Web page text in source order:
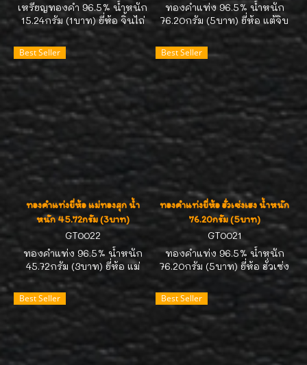
เหรียญทองคำ 96.5% น้ำหนัก
15.24กรัม (1บาท) ยี่ห้อ จิ้นไถ่
เฮง ทองคำได้มาตรฐาน สคบ.
คิดราคาตามสมาคมประกาศนะ
คะ มีของสต๊อกตลอดเวลาค่ะ
สนใจถือครองไว้เก็งกำไร
ติดต่อ 089-7113268//คุณ
หน่อยค่ะ
ทองคำแท่ง 96.5% น้ำหนัก
76.20กรัม (5บาท) ยี่ห้อ แต้จิบ
ฮุย ทองคำได้มาตรฐาน สคบ.
คิดราคาตามสมาคมประกาศนะ
คะ มีของสต๊อกตลอดเวลาค่ะ
ติดต่อ 089-7113268//คุณ
หน่อยค่ะ
Best Seller
ทองคำแท่งยี่ห้อ แม่ทองสุก น้ำ
หนัก 45.72กรัม (3บาท)
GT0022
ทองคำแท่ง 96.5% น้ำหนัก
45.72กรัม (3บาท) ยี่ห้อ แม่
ทองสุก ทองคำได้มาตรฐาน
สคบ. คิดราคาตามสมาคม
ประกาศนะคะ มีของสต๊อก
ตลอดเวลาค่ะ สนใจถือครอง
7113268//คุณหน่อยค่ะ
Best Seller
ทองคำแท่งยี่ห้อ ฮั่วเซ่งเฮง น้ำหนัก
76.20กรัม (5บาท)
GT0021
ทองคำแท่ง 96.5% น้ำหนัก
76.20กรัม (5บาท) ยี่ห้อ ฮั่วเซ่ง
เฮง ทองคำได้มาตรฐาน สคบ.
คิดราคาตามสมาคมประกาศนะ
คะ มีของสต๊อกตลอดเวลาค่ะ
สนใจถือครองไว้เก็งกำไร
ติดต่อ 089-7113268//คุณ
Best Seller Best Seller